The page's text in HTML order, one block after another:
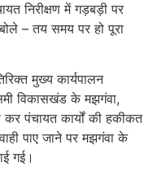
निरीक्षण में गड़बड़ी पर
– तय समय पर हो पूरा
मुख्य कार्यपालन
विकासखंड के मझगंवा,
कर पंचायत कार्यों की हकीकत
पाए जाने पर मझगंवा के
गई।